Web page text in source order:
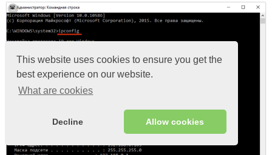
This website uses cookies to ensure you get the
best experience on our website.
What are cookies
Decline Allow cookies